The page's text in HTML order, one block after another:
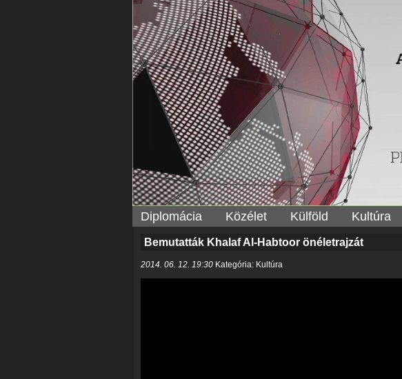
Diplomácia Közélet Külföld Kultúra
Bemutatták Khalaf Al-Habtoor önéletrajzát
2014. 06. 12. 19:30 Kategória: Kultúra